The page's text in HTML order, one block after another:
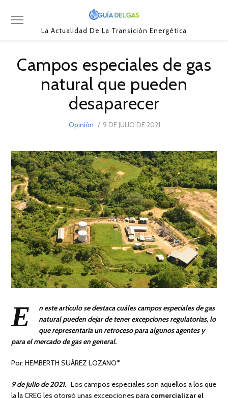
La Actualidad De La Transición Energética
Campos especiales de gas
natural que pueden
desaparecer
Opinión
POSTED
9 DE JULIO DE 2021
DE
2021
E
n este artículo se destaca cuáles campos especiales de gas
natural pueden dejar de tener excepciones regulatorias, lo
que representaría un retroceso para algunos agentes y
para el mercado de gas en general.
Por: HEMBERTH SUÁREZ LOZANO*
9 de julio de 2021. Los campos especiales son aquellos a los que
la la CREG les otorgó unas excepciones para comercializar el